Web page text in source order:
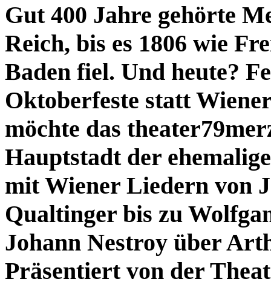
Gut 400 Jahre gehörte
Reich, bis es 1806 wie
Baden fiel. Und heute?
Oktoberfeste statt
möchte das
Hauptstadt der
mit Wiener Liedern von
Qualtinger bis zu
Johann Nestroy über
Präsentiert von der